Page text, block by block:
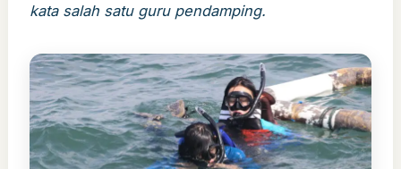
kata salah satu guru pendamping.